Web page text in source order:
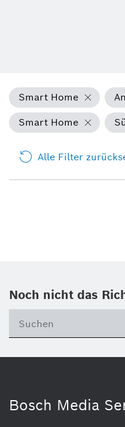
Smart Home
Smart Home
Alle Filter
Noch nicht das
Bosch Media